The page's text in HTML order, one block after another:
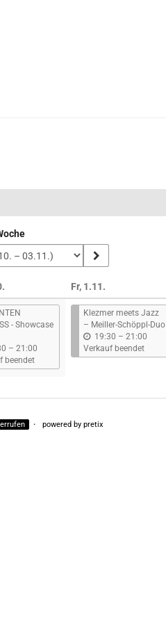
- Showcase
–b
i
s
21:00
beendet
Fr, 1.11.
Klezmer meets Jazz
– Meiller-Schöppl-Duo
19:30 – b
i
s
21:00
Verkauf beendet
powered by pretix